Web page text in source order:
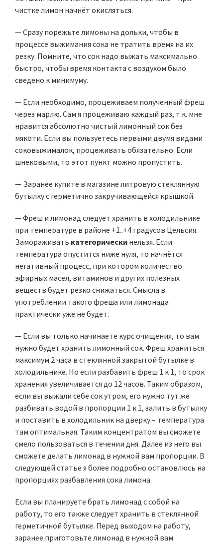
чистке лимон начнёт окисляться.
— Сразу порежьте лимоны на дольки, чтобы в
процессе выжимания сока не тратить время на их
резку. Помните, что сок надо выжать максимально
быстро, чтобы время контакта с воздухом было
сведено к минимуму.
— Если необходимо, процеживаем полученный фреш
через марлю. Сам я процеживаю каждый раз, т.к. мне
нравится абсолютно чистый лимонный сок без
мякоти. Если вы пользуетесь первыми двумя видами
соковыжималок, процеживать обязательно. Если
шнековыми, то этот пункт можно пропустить.
— Заранее купите в магазине литровую стеклянную
бутылку с герметично закручивающейся крышкой.
— Фреш и лимонад следует хранить в холодильнике
при температуре в районе +1..+4 градусов Цельсия.
Замораживать категорически нельзя. Если
температура опустится ниже нуля, то начнётся
негативный процесс, при котором количество
эфирных масел, витаминов и других полезных
веществ будет резко снижаться. Смысла в
употреблении такого фреша или лимонада
практически уже не будет.
— Если вы только начинаете курс очищения, то вам
нужно будет хранить лимонный сок. Фреш храниться
максимум 2 часа в стеклянной закрытой бутылке в
холодильнике. Но если разбавить фреш 1 к 1, то срок
хранения увеличивается до 12 часов. Таким образом,
если вы выжали себе сок утром, его нужно тут же
разбивать водой в пропорции 1 к 1, залить в бутылку
и поставить в холодильник на дверку – температура
там оптимальная. Таким концентратом вы сможете
смело пользоваться в течении дня. Далее из него вы
сможете делать лимонад в нужной вам пропорции. В
следующей статье я более подробно остановлюсь на
пропорциях разбавления сока лимона.
Если вы планируете брать лимонад с собой на
работу, то его также следует хранить в стеклянной
герметичной бутылке. Перед выходом на работу,
заранее приготовьте лимонад в нужной вам